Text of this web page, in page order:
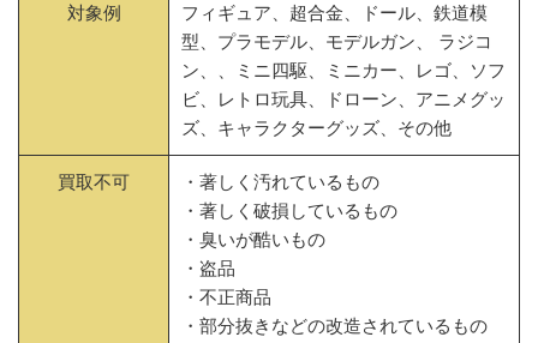
対象例
フィギュア、超合金、ドール、鉄道模
型、プラモデル、モデルガン、 ラジコ
ン、、ミニ四駆、ミニカー、レゴ、ソフ
ビ、レトロ玩具、ドローン、アニメグッ
ズ、キャラクターグッズ、その他
買取不可
・著しく汚れているもの
・著しく破損しているもの
・臭いが酷いもの
・盗品
・不正商品
・部分抜きなどの改造されているもの